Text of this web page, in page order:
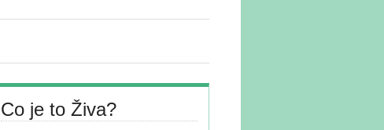
Co je to Živa?